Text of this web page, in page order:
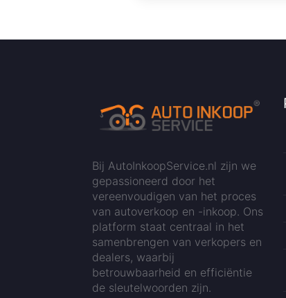
Bij AutoInkoopService.nl zijn we
gepassioneerd door het
vereenvoudigen van het proces
van autoverkoop en -inkoop. Ons
platform staat centraal in het
samenbrengen van verkopers en
dealers, waarbij
betrouwbaarheid en efficiëntie
de sleutelwoorden zijn.